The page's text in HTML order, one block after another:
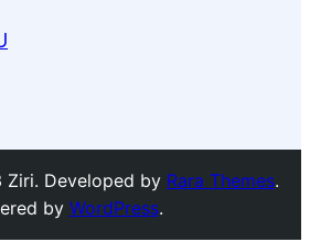
Developed by Rara Themes.
by WordPress.